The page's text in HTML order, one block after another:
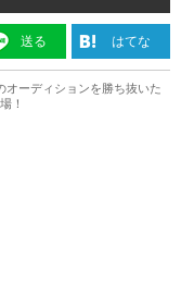
送る はてな
オーディションを勝ち抜いた
！